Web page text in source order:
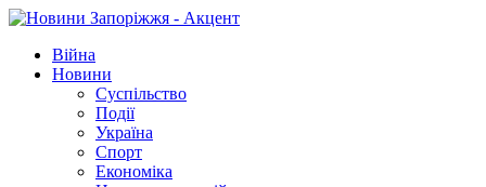
Війна
Новини
Суспільство
Події
Україна
Спорт
Економіка